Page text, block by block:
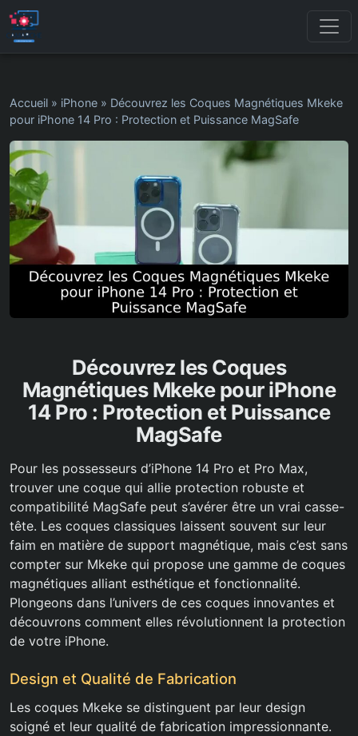
Accueil » iPhone » Découvrez les Coques Magnétiques Mkeke
pour iPhone 14 Pro : Protection et Puissance MagSafe
Découvrez les Coques
Magnétiques Mkeke pour iPhone
14 Pro : Protection et Puissance
MagSafe
Pour les possesseurs d’iPhone 14 Pro et Pro Max,
trouver une coque qui allie protection robuste et
compatibilité MagSafe peut s’avérer être un vrai casse-
tête. Les coques classiques laissent souvent sur leur
faim en matière de support magnétique, mais c’est sans
compter sur Mkeke qui propose une gamme de coques
magnétiques alliant esthétique et fonctionnalité.
Plongeons dans l’univers de ces coques innovantes et
découvrons comment elles révolutionnent la protection
de votre iPhone.
Design et Qualité de Fabrication
Les coques Mkeke se distinguent par leur design
soigné et leur qualité de fabrication impressionnante.